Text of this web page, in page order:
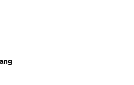
informatie